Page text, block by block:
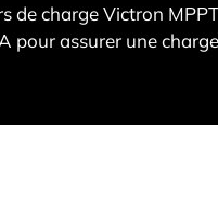
de charge Victron
pour assurer une